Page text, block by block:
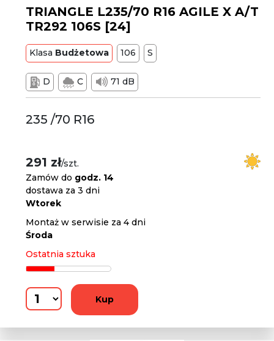
TRIANGLE L235/70 R16 AGILE X A/T
TR292 106S [24]
Klasa Budżetowa 106 S
D C 71 dB
235 /70 R16
291 zł/szt.
Zamów do godz. 14
dostawa za 3 dni
Wtorek
Montaż w serwisie za 4 dni
Środa
Ostatnia sztuka
Kup